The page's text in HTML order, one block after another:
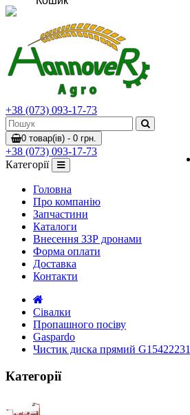
+38 (073) 093-17-73
0 товар(ів) - 0 грн.
+38 (073) 093-17-73
Категорії
Головна
Про компанію
Запчастини
Каталоги
Внесення ЗЗР дронами
Форма оплати
Доставка
Контакти
Сівалки
Пропашного посіву
Gaspardo
Чистик диска прямий
Категорії